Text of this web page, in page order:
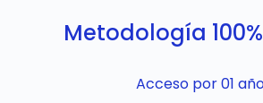
Metodología
Acceso por 01